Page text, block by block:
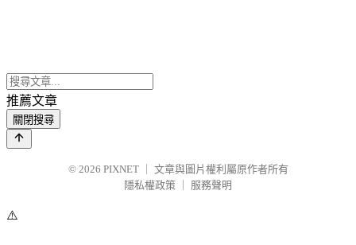
推薦文章
關閉搜尋
© 2026 PIXNET
文章與圖片權利屬原作者所有
隱私權政策
服務聲明
⚠️